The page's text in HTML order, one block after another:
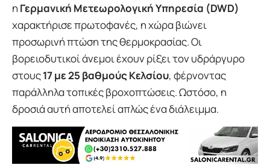
η Γερμανική Μετεωρολογική Υπηρεσία (DWD)
χαρακτήρισε πρωτοφανές, η χώρα βιώνει
προσωρινή πτώση της θερμοκρασίας. Οι
βορειοδυτικοί άνεμοι έχουν ρίξει τον υδράργυρο
στους17 με 25 βαθμούς Κελσίου, φέρνοντας
παράλληλα τοπικές βροχοπτώσεις. Ωστόσο, η
δροσιά αυτή αποτελεί απλώς ένα διάλειμμα.